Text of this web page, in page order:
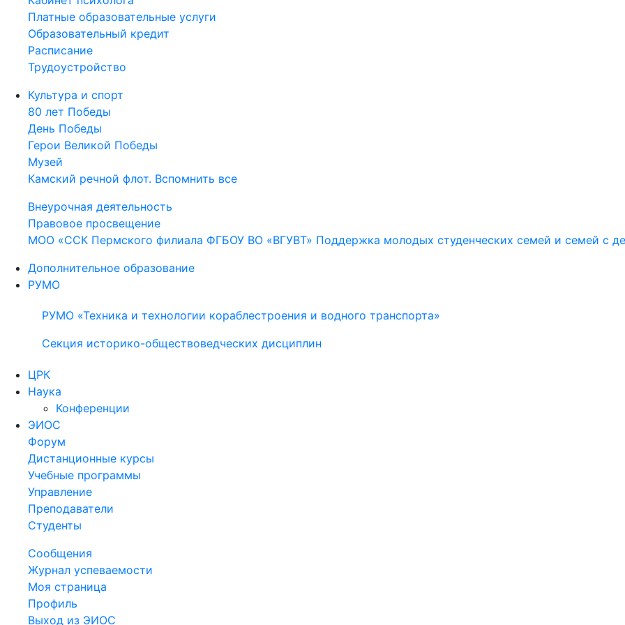
Платные образовательные услуги
Образовательный кредит
Расписание
Трудоустройство
Культура и спорт
80 лет Победы
День Победы
Герои Великой Победы
Музей
Камский речной флот. Вспомнить все
Внеурочная деятельность
Правовое просвещение
МОО «ССК Пермского филиала ФГБОУ ВО «ВГУВТ» Поддержка молодых студенческих семей и семей с
Дополнительное образование
РУМО
РУМО «Техника и технологии кораблестроения и водного транспорта»
Секция историко-обществоведческих дисциплин
ЦРК
Наука
Конференции
ЭИОС
Форум
Дистанционные курсы
Учебные программы
Управление
Преподаватели
Студенты
Сообщения
Журнал успеваемости
Моя страница
Профиль
Выход из ЭИОС